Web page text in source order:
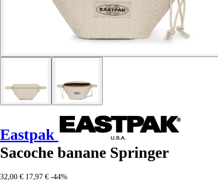
Eastpak
Sacoche banane Springer
32,00 € 17,97 € -44%